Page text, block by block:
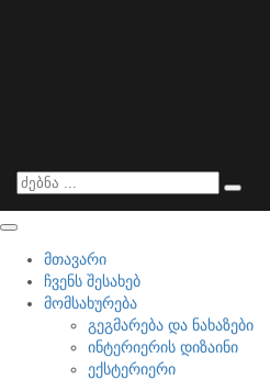
მთავარი
ჩვენს შესახებ
მომსახურება
გეგმარება და ნახაზები
ინტერიერის დიზაინი
ექსტერიერი